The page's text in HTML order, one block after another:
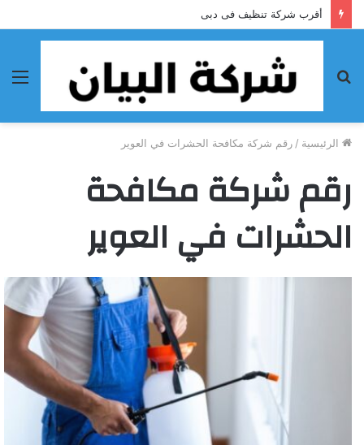
أقرب شركة تنظيف فى دبى
الرئيسية / رقم شركة مكافحة الحشرات في العوير
رقم شركة مكافحة
الحشرات في العوير